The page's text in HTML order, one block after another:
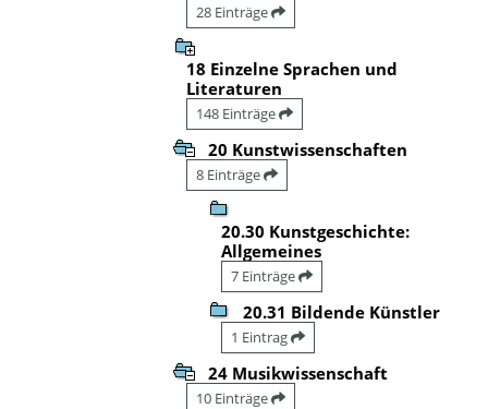
28 Einträge
18 Einzelne Sprachen und
Literaturen
148 Einträge
20 Kunstwissenschaften
8 Einträge
20.30 Kunstgeschichte:
Allgemeines
7 Einträge
20.31 Bildende Künstler
1 Eintrag
24 Musikwissenschaft
10 Einträge